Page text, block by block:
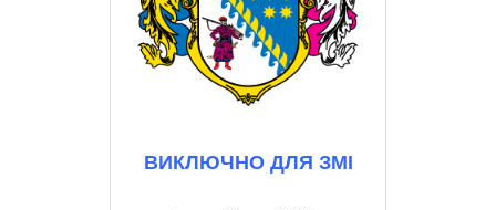
ВИКЛЮЧНО ДЛЯ ЗМІ